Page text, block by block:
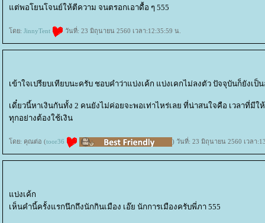
ต่พอโยนโจนย์ให้ตีความ จนตรอกเอาดื้อ ๆ 555
ดย: JinnyTent วันที่: 23 มิถุนายน 2560 เวลา:12:35:59 น.
เข้าใจเปรียบเทียบนะครับ ชอบคำว่าแบ่งเค้ก แบ่งเคกไม่ลงตัว ปัจจุบันก็ยังเ
เดี๋ยวนี้หาเงินกันทั้ง 2 คนยังไม่ค่อยจะพอเท่าไหร่เลย ที่น่าสนใจคือ เวลาที่มี
ทุกอย่างต้องใช้เงิน
ดย: คุณต่อ (toor36 ) วันที่: 23 มิถุนายน 2560 เวลา
บ่งเค้ก
เห็นคำนี้ครั้งแรกนึกถึงนักกินเมือง เอ๊ย นักการเมืองครับพี่ภา 555